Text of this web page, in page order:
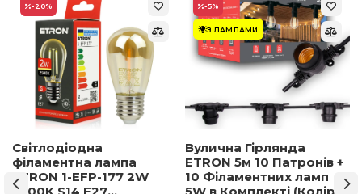
-20%
Світлодіодна
філаментна лампа
ETRON 1-EFP-177 2W
-5%
З ЛАМПАМИ
Вулична Гірлянда
ETRON 5м 10 Патронів +
10 Філаментних ламп